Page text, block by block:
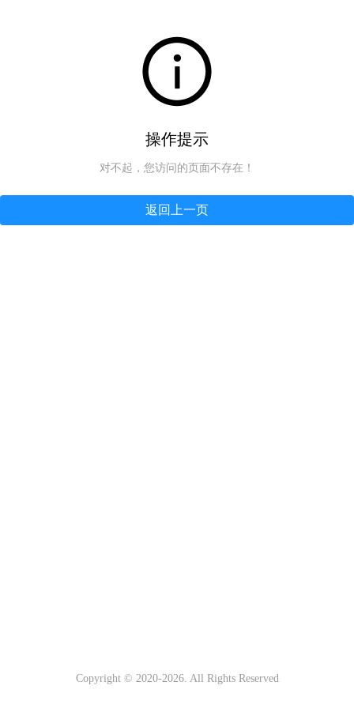
操作提示
对不起，您访问的页面不存在！
返回上一页
Copyright © 2020-2026. All Rights Reserved